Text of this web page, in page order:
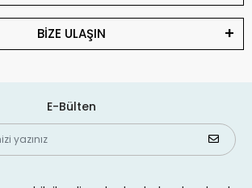
BİZE ULAŞIN
E-Bülten